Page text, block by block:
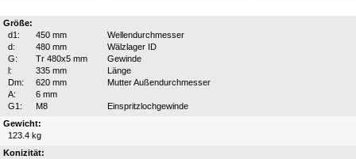
Größe:
d1:
450 mm
Wellendurchmesser
d:
480 mm
Wälzlager ID
G:
Tr 480x5 mm
Gewinde
l:
335 mm
Länge
Dm:
620 mm
Mutter Außendurchmesser
A:
6 mm
G1:
M8
Einspritzlochgewinde
Gewicht:
123.4 kg
Konizität: